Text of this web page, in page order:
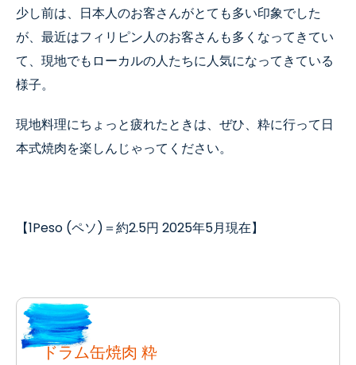
少し前は、日本人のお客さんがとても多い印象でした
が、最近はフィリピン人のお客さんも多くなってきてい
て、現地でもローカルの人たちに人気になってきている
様子。
現地料理にちょっと疲れたときは、ぜひ、粋に行って日
本式焼肉を楽しんじゃってください。
【1Peso (ペソ) ＝約2.5円 2025年5月現在】
ドラム缶焼肉 粋